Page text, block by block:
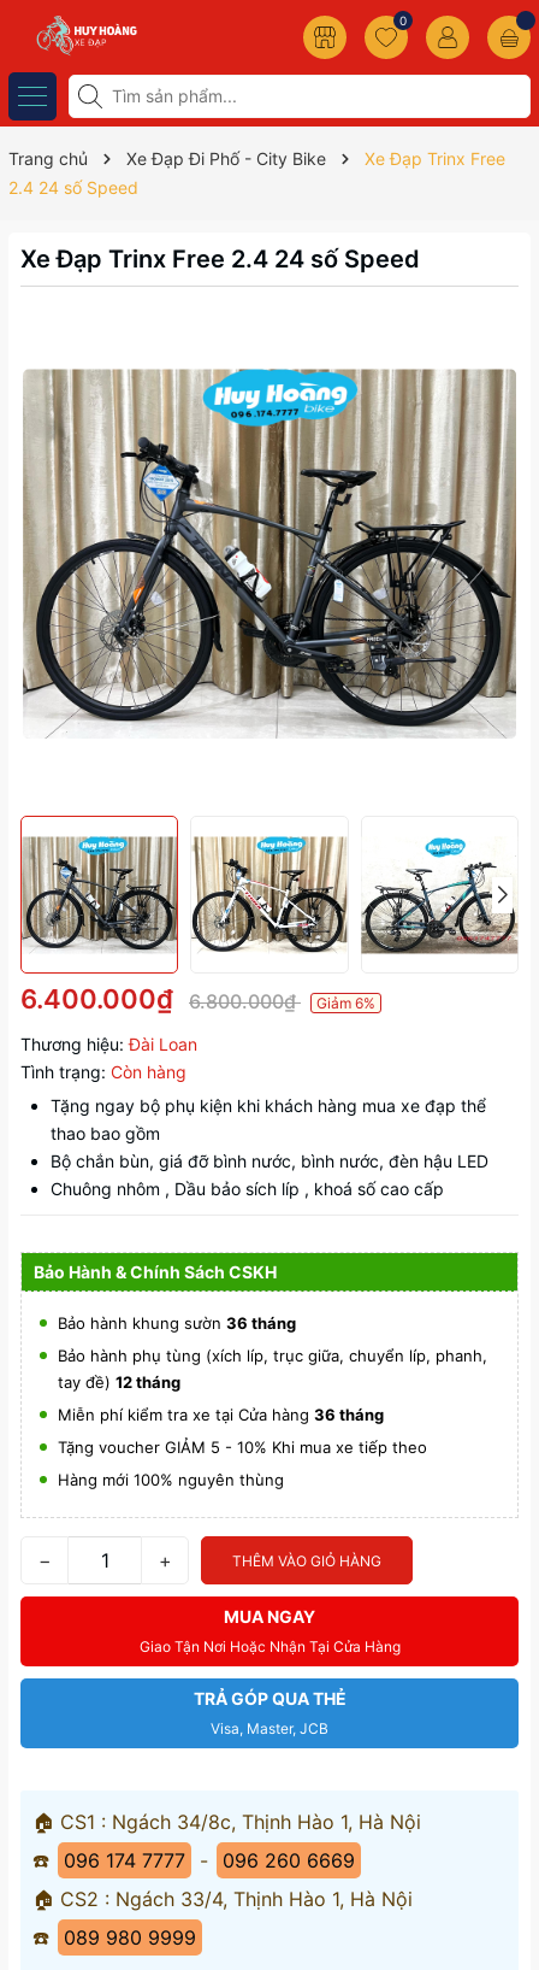
0
Trang chủ Xe Đạp Đi Phố - City Bike
Xe Đạp Trinx Free
2.4 24 số Speed
Xe Đạp Trinx Free 2.4 24 số Speed
6.400.000₫ 6.800.000₫ Giảm 6%
Thương hiệu: Đài Loan
Tình trạng: Còn hàng
Tặng ngay bộ phụ kiện khi khách hàng mua xe đạp thể
thao bao gồm
Bộ chắn bùn, giá đỡ bình nước, bình nước, đèn hậu LED
Chuông nhôm , Dầu bảo sích líp , khoá số cao cấp
Bảo Hành & Chính Sách CSKH
Bảo hành khung sườn 36 tháng
Bảo hành phụ tùng (xích líp, trục giữa, chuyển líp, phanh,
tay đề) 12 tháng
Miễn phí kiểm tra xe tại Cửa hàng 36 tháng
Tặng voucher GIẢM 5 - 10% Khi mua xe tiếp theo
Hàng mới 100% nguyên thùng
− + THÊM VÀO GIỎ HÀNG
MUA NGAY
Giao Tận Nơi Hoặc Nhận Tại Cửa Hàng
TRẢ GÓP QUA THẺ
Visa, Master, JCB
🏠 CS1 : Ngách 34/8c, Thịnh Hào 1, Hà Nội
☎️
096 174 7777 -
096 260 6669
🏠 CS2 : Ngách 33/4, Thịnh Hào 1, Hà Nội
☎️
089 980 9999